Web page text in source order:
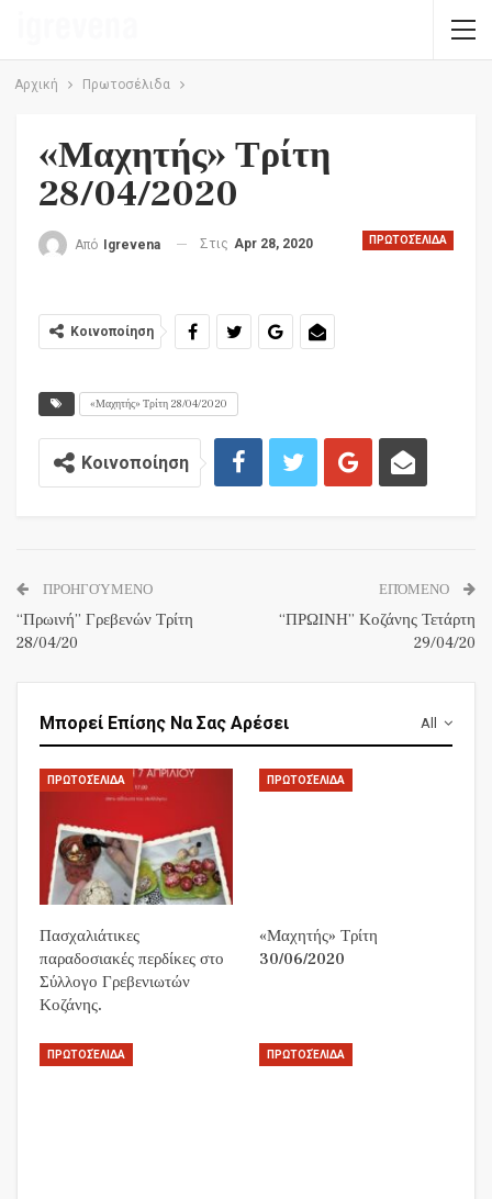
Αρχική Πρωτοσέλιδα
«Μαχητής» Τρίτη
28/04/2020
ΠΡΩΤΟΣΈΛΙΔΑ
Από Igrevena Στις Apr 28, 2020
Κοινοποίηση
«Μαχητής» Τρίτη 28/04/2020
Κοινοποίηση
ΠΡΟΗΓΟΎΜΕΝΟ
“Πρωινή” Γρεβενών Τρίτη
28/04/20
ΕΠΌΜΕΝΟ
“ΠΡΩΙΝΗ” Κοζάνης Τετάρτη
29/04/20
All
Μπορεί Επίσης Να Σας Αρέσει
ΠΡΩΤΟΣΈΛΙΔΑ
Πασχαλιάτικες
παραδοσιακές περδίκες στο
Σύλλογο Γρεβενιωτών
Κοζάνης.
ΠΡΩΤΟΣΈΛΙΔΑ
«Μαχητής» Τρίτη
30/06/2020
ΠΡΩΤΟΣΈΛΙΔΑ ΠΡΩΤΟΣΈΛΙΔΑ